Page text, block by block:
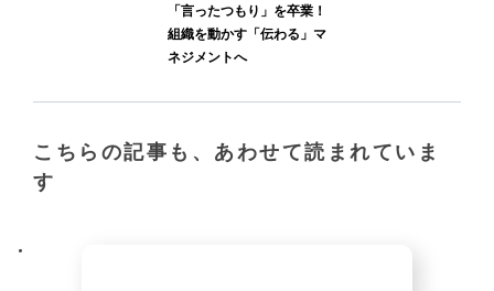
「言ったつもり」を卒業！
組織を動かす「伝わる」マ
ネジメントへ
こちらの記事も、あわせて読まれていま
す